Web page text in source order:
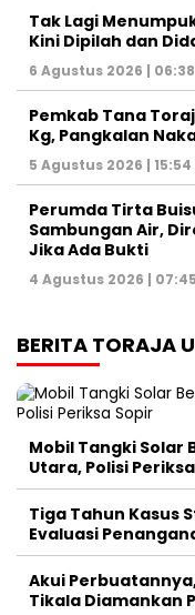
Tak Lagi
Kini Dipilah dan
6 Agustus 2026 |
Pemkab Tana
Kg, Pangkalan
5 Agustus 2026 | 15:54
Perumda Tirta
Sambungan Air,
Jika Ada Bukti
4 Agustus 2026 |
BERITA TORAJA
Mobil Tangki Solar
Utara, Polisi
Tiga Tahun Kasus
Evaluasi
Akui
Tikala Diamankan